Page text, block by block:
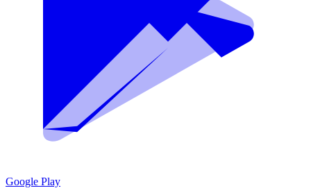
Google Play